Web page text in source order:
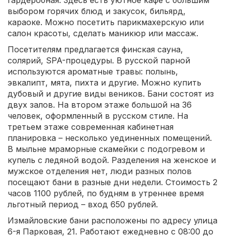
выбором горячих блюд и закусок, бильярд,
караоке. Можно посетить парикмахерскую или
салон красоты, сделать маникюр или массаж.
Посетителям предлагается финская сауна,
солярий, SPA-процедуры. В русской парной
используются ароматные травы: полынь,
эвкалипт, мята, пихта и другие. Можно купить
дубовый и другие виды веников. Бани состоят из
двух залов. На втором этаже большой на 36
человек, оформленный в русском стиле. На
третьем этаже современная кабинетная
планировка – несколько уединенных помещений.
В мыльне мраморные скамейки с подогревом и
купель с ледяной водой. Разделения на женское и
мужское отделения нет, люди разных полов
посещают бани в разные дни недели. Стоимость 2
часов 1100 рублей, по будням в утреннее время
льготный период – вход 650 рублей.
Измайловские бани расположены по адресу улица
6-я Парковая, 21. Работают ежедневно с 08:00 до